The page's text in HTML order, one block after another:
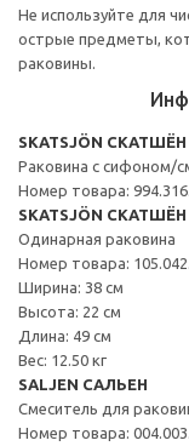
Не используйте для
острые предметы,
раковины.
SKATSJÖN СКАТШЁН
Раковина с сифоном/
Номер товара:
SKATSJÖN СКАТШЁН
Одинарная раковина
Номер товара:
Ширина: 38 см
Высота: 22 см
Длина: 49 см
Вес: 12.50 кг
SALJEN САЛЬЕН
Смеситель для
Номер товара: